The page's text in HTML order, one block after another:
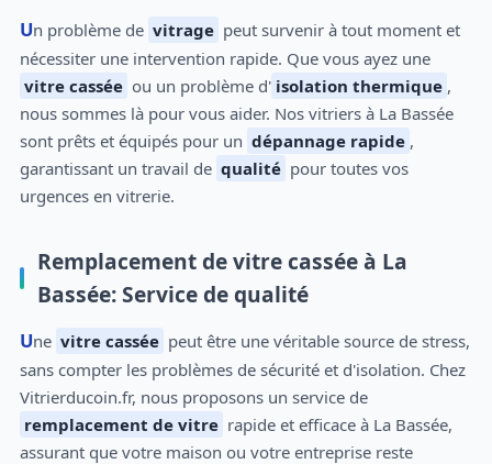
Un problème de vitrage peut survenir à tout moment et
nécessiter une intervention rapide. Que vous ayez une
vitre cassée ou un problème d' isolation thermique ,
nous sommes là pour vous aider. Nos vitriers à La Bassée
sont prêts et équipés pour un dépannage rapide ,
garantissant un travail de qualité pour toutes vos
urgences en vitrerie.
Remplacement de vitre cassée à La
Bassée: Service de qualité
Une vitre cassée peut être une véritable source de stress,
sans compter les problèmes de sécurité et d'isolation. Chez
Vitrierducoin.fr, nous proposons un service de
remplacement de vitre rapide et efficace à La Bassée,
assurant que votre maison ou votre entreprise reste